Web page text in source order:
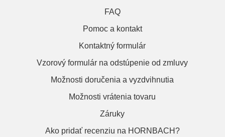
FAQ
Pomoc a kontakt
Kontaktný formulár
Vzorový formulár na odstúpenie od zmluvy
Možnosti doručenia a vyzdvihnutia
Možnosti vrátenia tovaru
Záruky
Ako pridať recenziu na HORNBACH?